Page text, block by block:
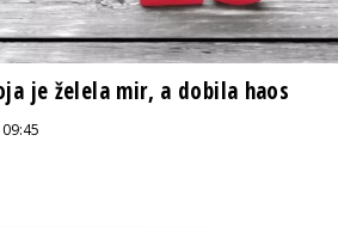
je želela mir, a dobila haos